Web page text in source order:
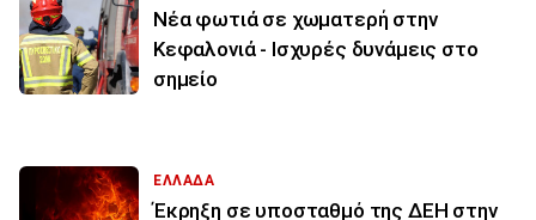
Νέα φωτιά σε χωματερή στην
Κεφαλονιά - Ισχυρές δυνάμεις στο
σημείο
ΕΛΛΑΔΑ
Έκρηξη σε υποσταθμό της ΔΕΗ στην